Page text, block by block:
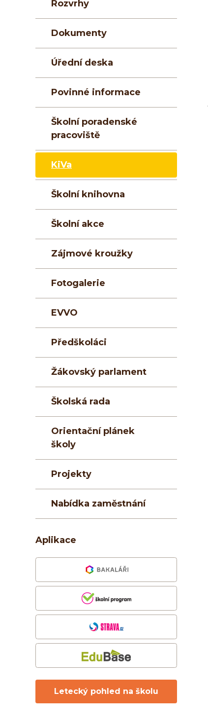
Rozvrhy
Dokumenty
Úřední deska
Povinné informace
Školní poradenské
pracoviště
KiVa
Školní knihovna
Školní akce
Zájmové kroužky
Fotogalerie
EVVO
Předškoláci
Žákovský parlament
Školská rada
Orientační plánek
školy
Projekty
Nabídka zaměstnání
Aplikace
Letecký pohled na školu